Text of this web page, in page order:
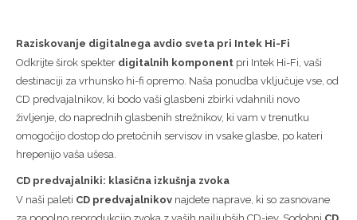
Raziskovanje digitalnega avdio sveta pri Intek Hi-Fi
Odkrijte širok spekter digitalnih komponent pri Intek Hi-Fi, vaši
destinaciji za vrhunsko hi-fi opremo. Naša ponudba vključuje vse, od
CD predvajalnikov, ki bodo vaši glasbeni zbirki vdahnili novo
življenje, do naprednih glasbenih strežnikov, ki vam v trenutku
omogočijo dostop do pretočnih servisov in vsake glasbe, po kateri
hrepenijo vaša ušesa.
CD predvajalniki: klasična izkušnja zvoka
V naši paleti CD predvajalnikov najdete naprave, ki so zasnovane